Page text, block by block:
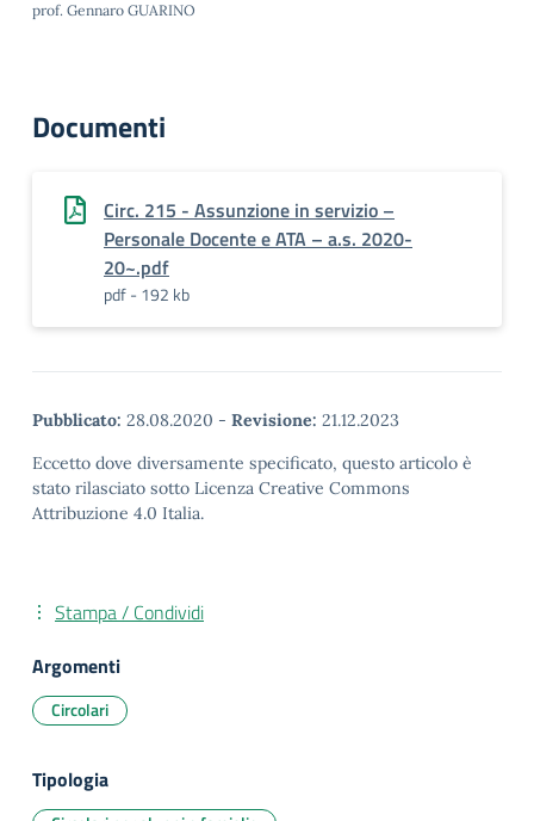
prof. Gennaro GUARINO
Documenti
Circ. 215 - Assunzione in servizio –
Personale Docente e ATA – a.s. 2020-
20~.pdf
pdf - 192 kb
Pubblicato: 28.08.2020 - Revisione: 21.12.2023
Eccetto dove diversamente specificato, questo articolo è
stato rilasciato sotto Licenza Creative Commons
Attribuzione 4.0 Italia.
Stampa / Condividi
Argomenti
Circolari
Tipologia